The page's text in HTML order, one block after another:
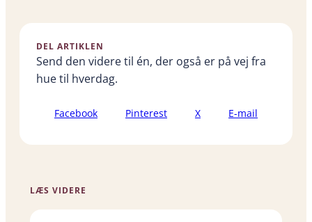
DEL ARTIKLEN
Send den videre til én, der også er på vej fra
hue til hverdag.
Facebook Pinterest X E-mail
LÆS VIDERE